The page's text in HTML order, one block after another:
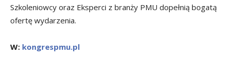
Szkoleniowcy oraz Eksperci z branży PMU dopełnią bogatą
ofertę wydarzenia.
W: kongrespmu.pl